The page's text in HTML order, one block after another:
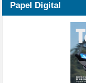
Papel Digital